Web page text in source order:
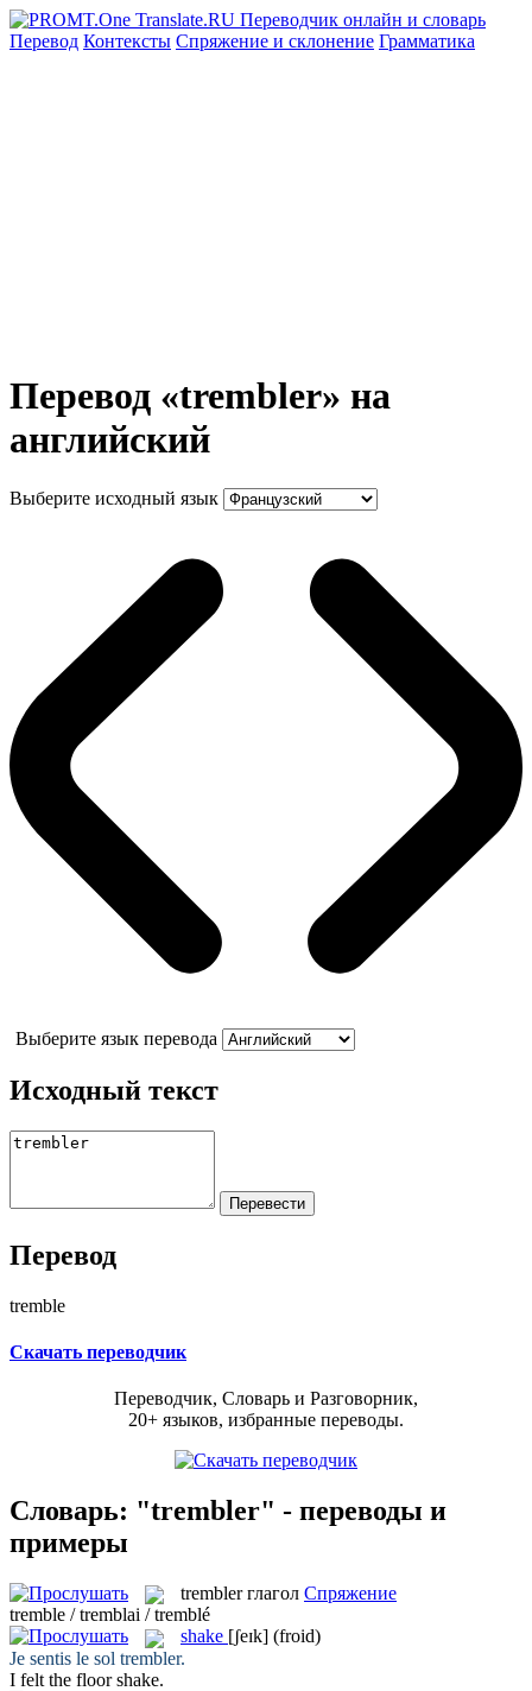
Перевод Контексты Спряжение и склонение Грамматика
Перевод «trembler» на
английский
Выберите исходный язык
Выберите язык перевода
Исходный текст
Перевод
tremble
Скачать переводчик
Переводчик, Словарь и Разговорник,
20+ языков, избранные переводы.
Словарь: "trembler" - переводы и
примеры
trembler глагол Спряжение
tremble / tremblai / tremblé
shake [ʃeɪk] (froid)
Je sentis le sol trembler.
I felt the floorshake.